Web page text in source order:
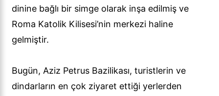
dinine bağlı bir simge olarak inşa edilmiş ve
Roma Katolik Kilisesi’nin merkezi haline
gelmiştir.
Bugün, Aziz Petrus Bazilikası, turistlerin ve
dindarların en çok ziyaret ettiği yerlerden